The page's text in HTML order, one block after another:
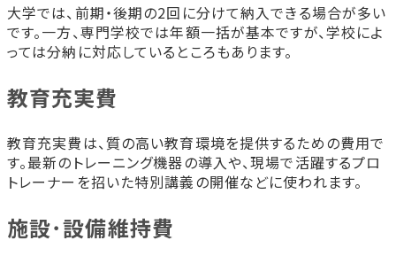
大学では、前期・後期の2回に分けて納入できる場合が多い
です。一方、専門学校では年額一括が基本ですが、学校によ
っては分納に対応しているところもあります。
教育充実費
教育充実費は、質の高い教育環境を提供するための費用で
す。最新のトレーニング機器の導入や、現場で活躍するプロ
トレーナーを招いた特別講義の開催などに使われます。
施設･設備維持費